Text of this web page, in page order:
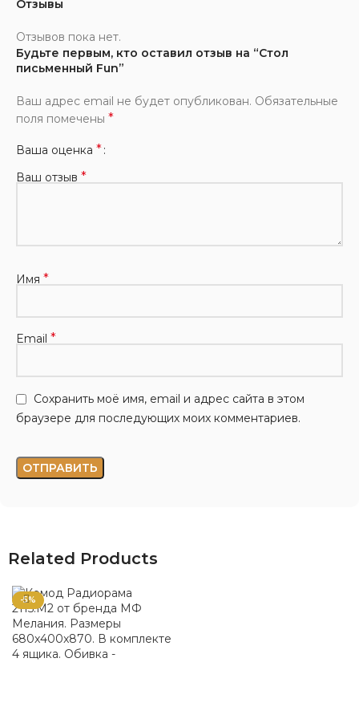
Отзывы
Отзывов пока нет.
Будьте первым, кто оставил отзыв на “Стол
письменный Fun”
Ваш адрес email не будет опубликован. Обязательные
поля помечены *
Ваша оценка *
Ваш отзыв *
Имя *
Email *
Сохранить моё имя, email и адрес сайта в этом
браузере для последующих моих комментариев.
Related Products
-5%